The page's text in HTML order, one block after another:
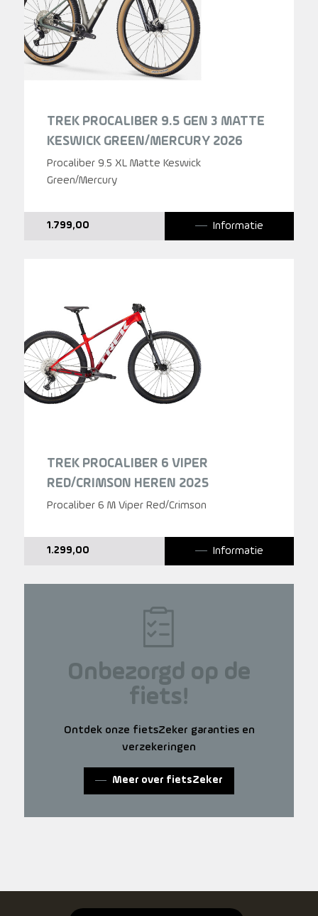
TREK PROCALIBER 9.5 GEN 3 MATTE
KESWICK GREEN/MERCURY 2026
Procaliber 9.5 XL Matte Keswick
Green/Mercury
1.799,00 Informatie
TREK PROCALIBER 6 VIPER
RED/CRIMSON HEREN 2025
Procaliber 6 M Viper Red/Crimson
1.299,00 Informatie
Onbezorgd op de
fiets!
Ontdek onze fietsZeker garanties en
verzekeringen
Meer over fietsZeker